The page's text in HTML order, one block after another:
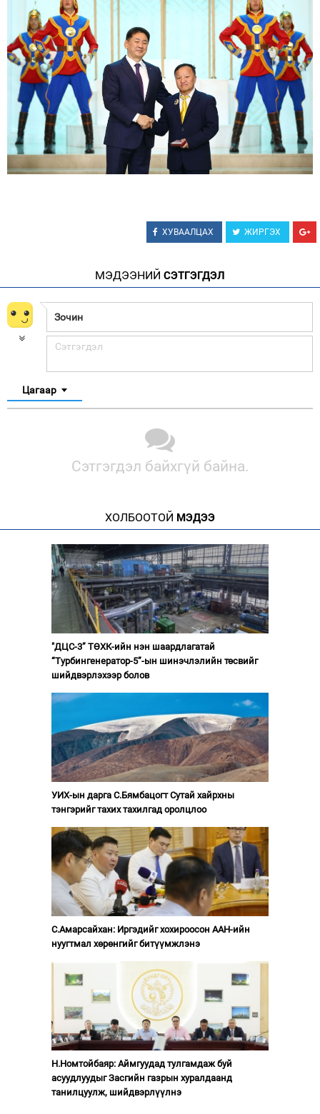
ХУВААЛЦАХ ЖИРГЭХ
МЭДЭЭНИЙ СЭТГЭГДЭЛ
Цагаар
Сэтгэгдэл байхгүй байна.
ХОЛБООТОЙ МЭДЭЭ
"ДЦС-3” ТӨХК-ийн нэн шаардлагатай
“Турбингенератор-5”-ын шинэчлэлийн төсвийг
шийдвэрлэхээр болов
УИХ-ын дарга С.Бямбацогт Сутай хайрхны
тэнгэрийг тахих тахилгад оролцлоо
С.Амарсайхан: Иргэдийг хохироосон ААН-ийн
нуугтмал хөрөнгийг битүүмжлэнэ
Н.Номтойбаяр: Аймгуудад тулгамдаж буй
асуудлуудыг Засгийн газрын хуралдаанд
танилцуулж, шийдвэрлүүлнэ